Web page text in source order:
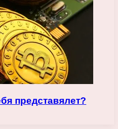
представялет?